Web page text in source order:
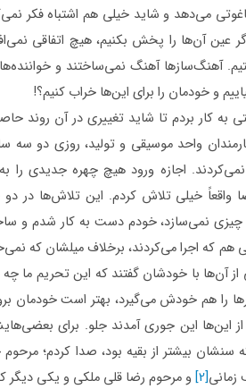
می‌دهد و شاید خیلی هم اشتباه فکر
عین آن‌ها را پخش بکنیم، هیچ اتفاقی
آهنگ‌سازها آهنگ نمی‌ساختند و
و خودمان را برای این‌ها خراب کنیم؟!
به کار بردم تا شاید تغییری در آن روند
واحد موسیقی و تولید، روزی دو سه
اجازه ورود هیچ چهره جدیدی را
خیلی تلاش کردم. این تلاش‌ها در
نمی‌سازد، خودم دست به کار شدم و
هم که اجرا می‌کردند، برخلاف میلشان که
آن‌ها با خودشان گفتند که این تحریم ما چه
را هم خودش می‌گیرد، بهتر است خودمان
این جوری آمدند جلو. برای
که سنشان بیشتر از بقیه بود، صدا کردم؛
[2] و مرحوم رضا قلی ملکی و یکی دیگر